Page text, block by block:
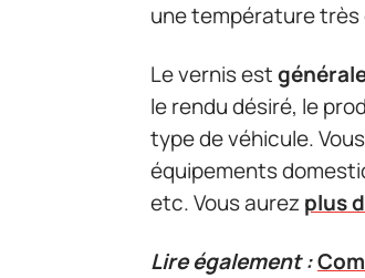
une température très
Le vernis est
le rendu désiré, le
type de véhicule.
équipements
etc. Vous aurez plus
Lire également :